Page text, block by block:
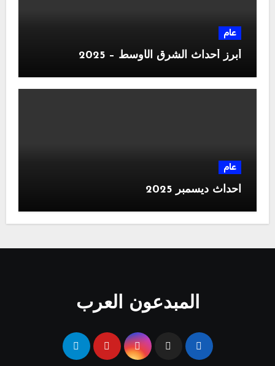
عام
أبرز أحداث الشرق الأوسط – 2025
عام
احداث ديسمبر 2025
المبدعون العرب